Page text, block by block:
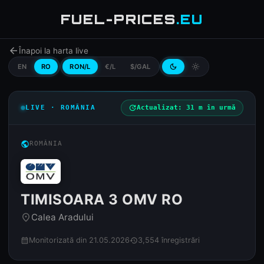
FUEL-PRICES.EU
arrow_backÎnapoi la harta live
EN RO RON/L €/L $/GAL dark_mode light_mode
LIVE · ROMÂNIA updateActualizat: 31 m în urmă
publicROMÂNIA
TIMISOARA 3 OMV RO
place Calea Aradului
calendar_month Monitorizată din 21.05.2026history3,554 înregistrări